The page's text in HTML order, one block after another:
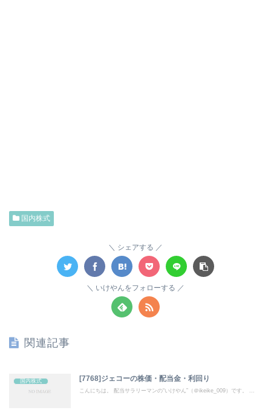
国内株式
シェアする
いけやんをフォローする
関連記事
国内株式 [7768]ジェコーの株価・配当金・利回り
こんにちは。 配当サラリーマンの“いけやん”（＠ikeike_009）です。 ...